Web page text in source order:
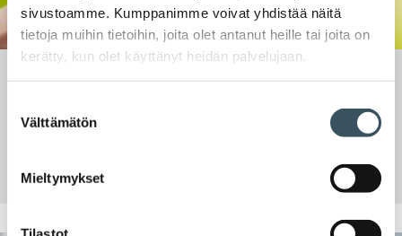
sivustoamme. Kumppanimme voivat yhdistää näitä
tietoja muihin tietoihin, joita olet antanut heille tai joita on
kerätty, kun olet käyttänyt heidän palvelujaan.
valinta
Välttämätön
Mieltymykset
tulkinnat